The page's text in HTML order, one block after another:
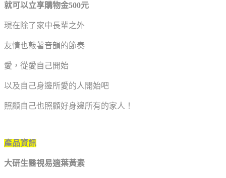
就可以立享購物金500元
現在除了家中長輩之外
友情也敲著音韻的節奏
愛，從愛自己開始
以及自己身邊所愛的人開始吧
照顧自己也照顧好身邊所有的家人！
產品資訊
大研生醫視易適葉黃素